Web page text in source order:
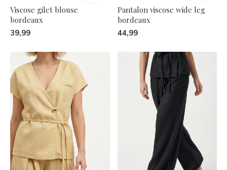
Viscose gilet blouse
bordeaux
39,99
Pantalon viscose wide leg
bordeaux
44,99